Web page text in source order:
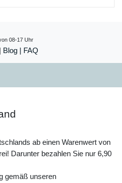
08-17 Uhr
| Blog | FAQ
ab einen Warenwert von
Darunter bezahlen Sie nur 6,90
gemäß unseren